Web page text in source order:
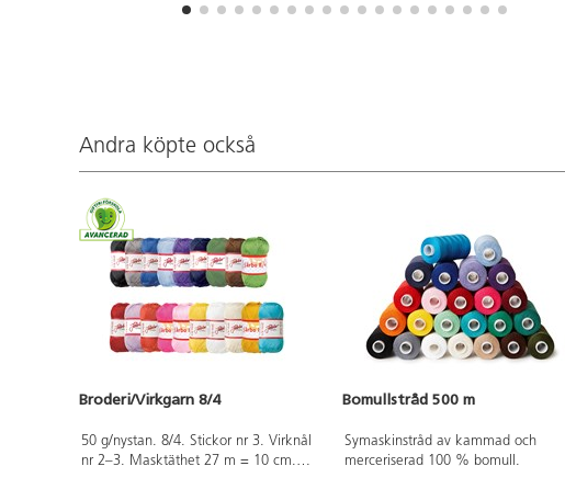
Andra köpte också
Broderi/Virkgarn 8/4
50 g/nystan. 8/4. Stickor nr 3. Virknål
nr 2–3. Masktäthet 27 m = 10 cm.
Bomullstråd 500 m
Symaskinstråd av kammad och
merceriserad 100 % bomull.